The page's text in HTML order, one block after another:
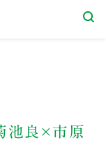
池良×市原